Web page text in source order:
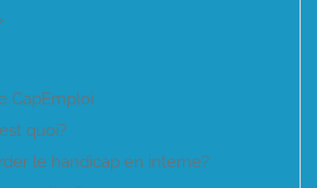
CapEmploi
quoi?
le handicap en interne?